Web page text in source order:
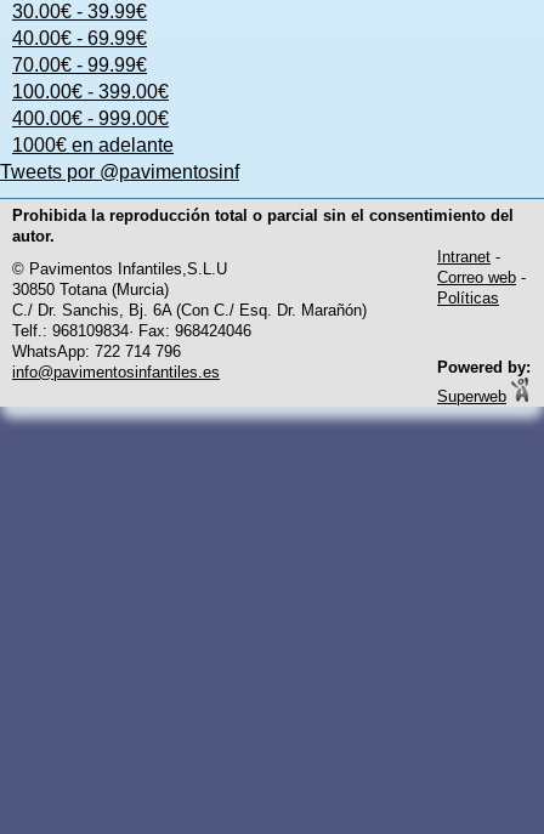
30.00€ - 39.99€
40.00€ - 69.99€
70.00€ - 99.99€
100.00€ - 399.00€
400.00€ - 999.00€
1000€ en adelante
Tweets por @pavimentosinf
Prohibida la reproducción total o parcial sin el consentimiento del
autor.
© Pavimentos Infantiles,S.L.U
30850 Totana (Murcia)
C./ Dr. Sanchis, Bj. 6A (Con C./ Esq. Dr. Marañón)
Telf.: 968109834· Fax: 968424046
WhatsApp: 722 714 796
info@pavimentosinfantiles.es
Intranet -
Correo web -
Políticas
Powered by:
Superweb